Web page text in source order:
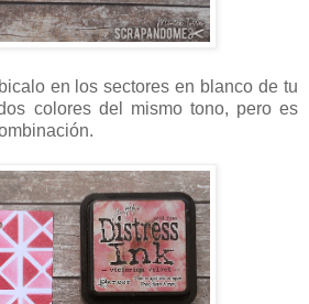
en los sectores en blanco de tu
colores del mismo tono, pero es